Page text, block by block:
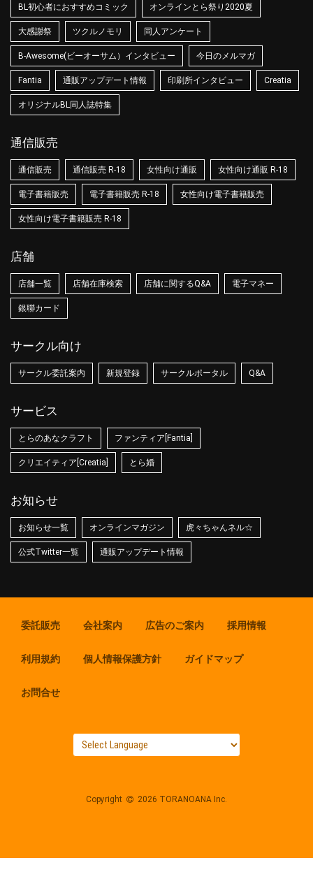
BL初心者におすすめコミック オンラインとら祭り2020夏
大感謝祭 ツクルノモリ 同人アンケート
B-Awesome(ビーオーサム）インタビュー 今日のメルマガ
Fantia 通販アップデート情報 印刷所インタビュー Creatia
オリジナルBL同人誌特集
通信販売
通信販売 通信販売 R-18 女性向け通販 女性向け通販 R-18
電子書籍販売 電子書籍販売 R-18 女性向け電子書籍販売
女性向け電子書籍販売 R-18
店舗
店舗一覧 店舗在庫検索 店舗に関するQ&A 電子マネー
銀聯カード
サークル向け
サークル委託案内 新規登録 サークルポータル Q&A
サービス
とらのあなクラフト ファンティア[Fantia]
クリエイティア[Creatia] とら婚
お知らせ
お知らせ一覧 オンラインマガジン 虎々ちゃんネル☆
公式Twitter一覧 通販アップデート情報
委託販売 会社案内 広告のご案内 採用情報
利用規約 個人情報保護方針 ガイドマップ
お問合せ
Copyright 2026 TORANOANA Inc.